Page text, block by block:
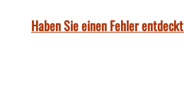
Haben Sie einen Fehler